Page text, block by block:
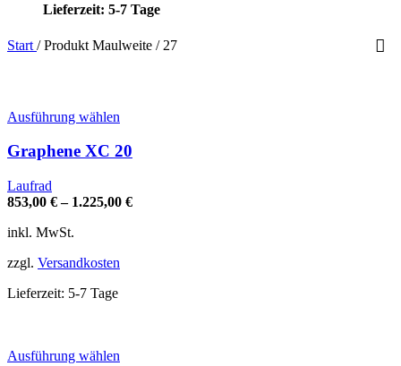
Lieferzeit: 5-7 Tage
Start / Produkt Maulweite / 27
Ausführung wählen
weist
auf.
Graphene XC 20
Laufrad
853,00 €– 1.225,00 €
inkl. MwSt.
zzgl. Versandkosten
Lieferzeit: 5-7 Tage
Ausführung wählen